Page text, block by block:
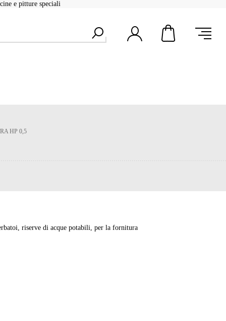
e pitture speciali
HP 0,5
riserve di acque potabili, per la fornitura